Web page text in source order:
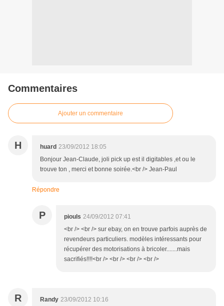
Commentaires
Ajouter un commentaire
H huard 23/09/2012 18:05
Bonjour Jean-Claude, joli pick up est il digitables ,et ou le
trouve ton , merci et bonne soirée.<br /> Jean-Paul
Répondre
P piouls 24/09/2012 07:41
<br /> <br /> sur ebay, on en trouve parfois auprès de
revendeurs particuliers. modèles intéressants pour
récupérer des motorisations à bricoler.......mais
sacrifiés!!!!<br /> <br /> <br /> <br />
R Randy 23/09/2012 10:16